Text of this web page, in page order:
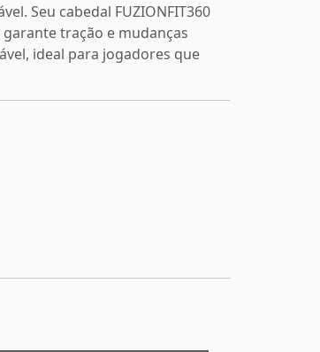
Seu cabedal FUZIONFIT360
tração e mudanças
ideal para jogadores que